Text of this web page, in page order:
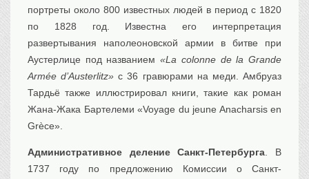
портреты около 800 известных людей в период с 1820
по 1828 год. Известна его интерпретация
развертывания наполеоновской армии в битве при
Аустерлице под названием«La colonne de la Grande
Armée d’Austerlitz» с 36 гравюрами на меди. Амбруаз
Тардьё также иллюстрировал книги, такие как роман
Жана-Жака Бартелеми «Voyage du jeune Anacharsis en
Grèce».
Административное деление Санкт-Петербурга . В
1737 году по предложению Комиссии о Санкт-